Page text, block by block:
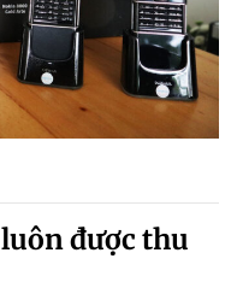
luôn được thu